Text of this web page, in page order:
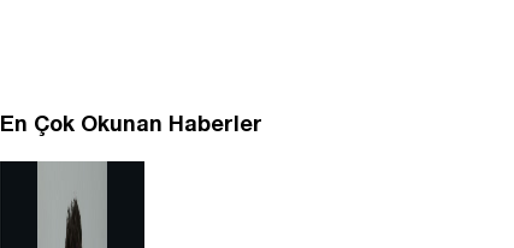
En Çok Okunan Haberler